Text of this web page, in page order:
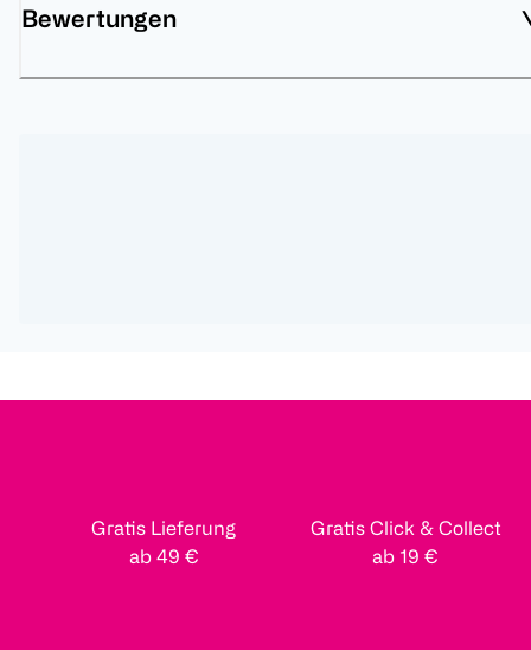
Bewertungen
Gratis Lieferung
ab 49 €
Gratis Click & Collect
ab 19 €